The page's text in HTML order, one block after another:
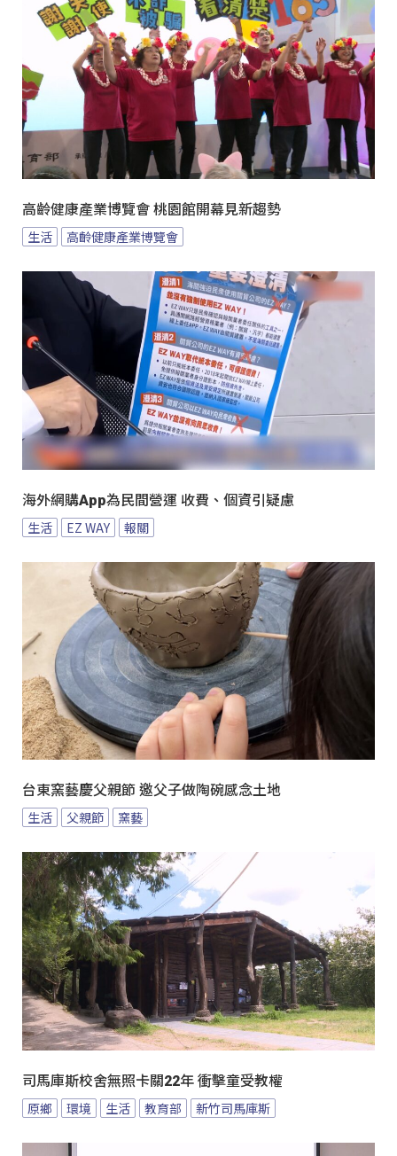
高齡健康產業博覽會 桃園館開幕見新趨勢
生活 高齡健康產業博覽會
海外網購App為民間營運 收費、個資引疑慮
生活 EZ WAY 報關
台東窯藝慶父親節 邀父子做陶碗感念土地
生活 父親節 窯藝
司馬庫斯校舍無照卡關22年 衝擊童受教權
原鄉 環境 生活 教育部 新竹司馬庫斯